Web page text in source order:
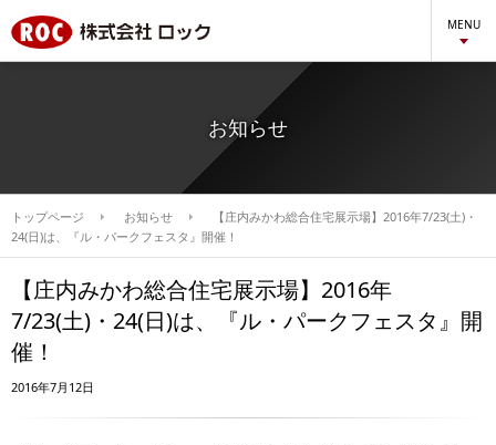
MENU
お知らせ
トップページ お知らせ
【庄内みかわ総合住宅展示場】2016年7/23(土)・
24(日)は、『ル・パークフェスタ』開催！
【庄内みかわ総合住宅展示場】2016年
7/23(土)・24(日)は、『ル・パークフェスタ』開
催！
2016年7月12日